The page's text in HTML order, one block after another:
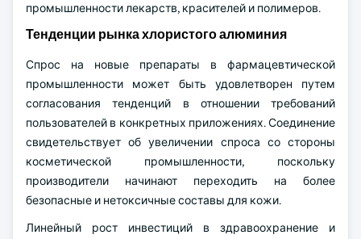
промышленности лекарств, красителей и полимеров.
Тенденции рынка хлористого алюминия
Спрос на новые препараты в фармацевтической
промышленности может быть удовлетворен путем
согласования тенденций в отношении требований
пользователей в конкретных приложениях. Соединение
свидетельствует об увеличении спроса со стороны
косметической промышленности, поскольку
производители начинают переходить на более
безопасные и нетоксичные составы для кожи.
Линейный рост инвестиций в здравоохранение и